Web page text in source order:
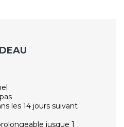
les 14 jours suivant
jusque 1